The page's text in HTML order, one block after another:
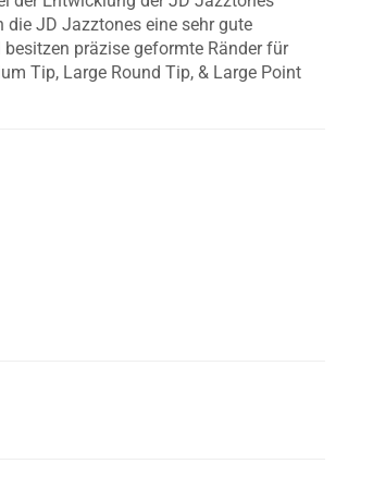
JD Jazztones eine sehr gute
präzise geformte Ränder für
Tip, Large Round Tip, & Large Point